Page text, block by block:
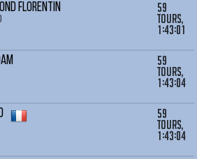
FLORENTIN
59
tours,
1:43:01
59
tours,
1:43:04
59
tours,
1:43:04